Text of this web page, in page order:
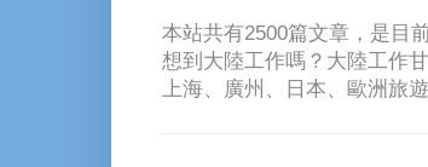
本站共有2500篇文章，是目
想到大陸工作嗎？大陸工作
上海、廣州、日本、歐洲旅